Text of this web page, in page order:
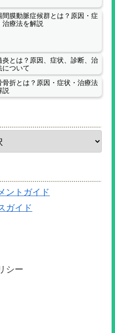
間膜動脈症候群とは？原因・症
治療法を解説
炎とは？原因、症状、診断、治
について
骨折とは？原因・症状・治療法
説
ントガイド
ガイド
シー